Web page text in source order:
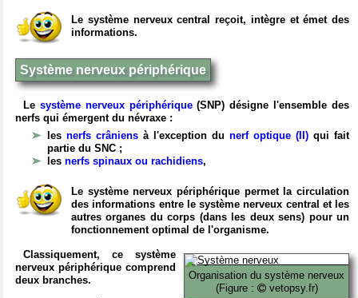
Le système nerveux central reçoit, intègre et émet des
informations.
Système nerveux périphérique
Le système nerveux périphérique(SNP) désigne l'ensemble des
nerfs qui émergent du névraxe :
les nerfs crâniens à l'exception du nerf optique (II) qui fait
partie du SNC ;
les nerfs spinaux ou rachidiens,
Le système nerveux périphérique permet la circulation
des informations entre le système nerveux central et les
autres organes du corps (dans les deux sens) pour un
fonctionnement optimal de l'organisme.
Organisation du système nerveux
(Figure :
vetopsy.fr)
Classiquement, ce système
nerveux périphérique comprend
deux branches.